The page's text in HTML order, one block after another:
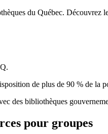
du Québec. Découvrez
de plus de 90 % de la
des bibliothèques
pour groupes